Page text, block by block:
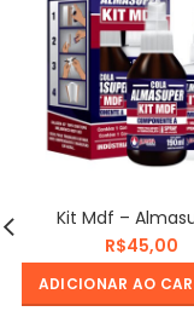
Kit Mdf –
R$
ADICIONAR AO